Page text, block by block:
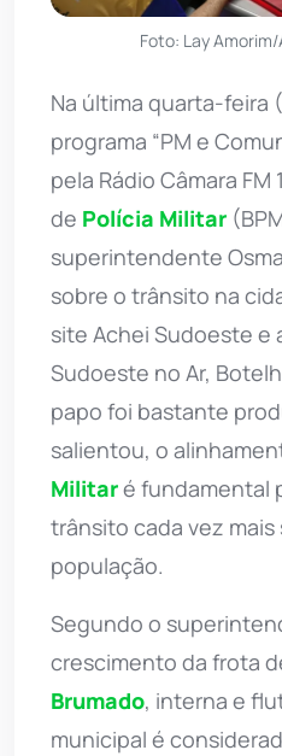
Foto: Lay
Na última quarta-feira
programa “PM e
pela Rádio Câmara FM
de Polícia Militar
superintendente
sobre o trânsito na
site Achei Sudoeste e
Sudoeste no Ar,
papo foi bastante
salientou, o
Militaré fundamental
trânsito cada vez mais
população.
Segundo o
crescimento da frota
Brumado, interna e
municipal é